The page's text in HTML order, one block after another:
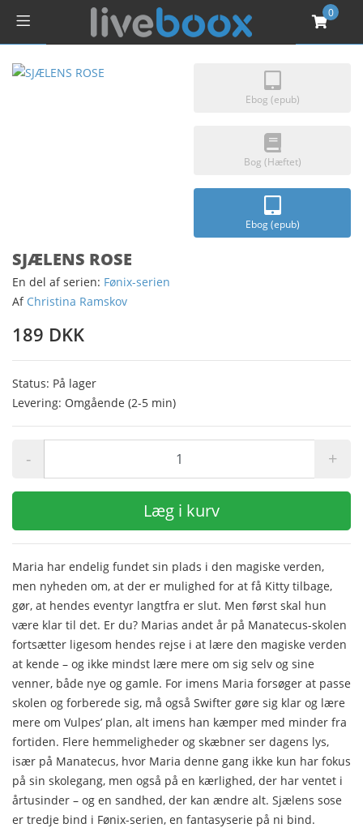
0
Ebog (epub)
Bog (Hæftet)
Ebog (epub)
SJÆLENS ROSE
En del af serien: Fønix-serien
Af Christina Ramskov
189 DKK
Status: På lager
Levering: Omgående (2-5 min)
- +
Læg i kurv
Maria har endelig fundet sin plads i den magiske verden,
men nyheden om, at der er mulighed for at få Kitty tilbage,
gør, at hendes eventyr langtfra er slut. Men først skal hun
være klar til det. Er du? Marias andet år på Manatecus-skolen
fortsætter ligesom hendes rejse i at lære den magiske verden
at kende – og ikke mindst lære mere om sig selv og sine
venner, både nye og gamle. For imens Maria forsøger at passe
skolen og forberede sig, må også Swifter gøre sig klar og lære
mere om Vulpes’ plan, alt imens han kæmper med minder fra
fortiden. Flere hemmeligheder og skæbner ser dagens lys,
især på Manatecus, hvor Maria denne gang ikke kun har fokus
på sin skolegang, men også på en kærlighed, der har ventet i
årtusinder – og en sandhed, der kan ændre alt. Sjælens sose
er tredje bind i Fønix-serien, en fantasyserie på ni bind.